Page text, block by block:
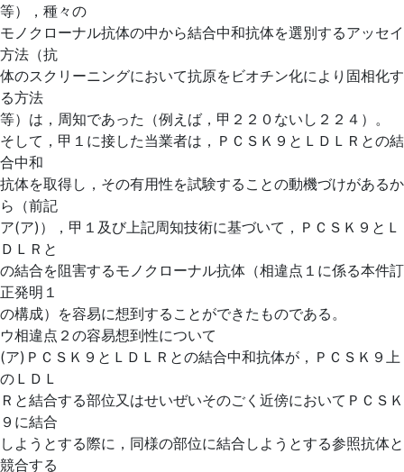
等），種々の
モノクローナル抗体の中から結合中和抗体を選別するアッセイ
方法（抗
体のスクリーニングにおいて抗原をビオチン化により固相化す
る方法
等）は，周知であった（例えば，甲２２０ないし２２４）。
そして，甲１に接した当業者は，ＰＣＳＫ９とＬＤＬＲとの結
合中和
抗体を取得し，その有用性を試験することの動機づけがあるか
ら（前記
ア(ア)），甲１及び上記周知技術に基づいて，ＰＣＳＫ９とＬ
ＤＬＲと
の結合を阻害するモノクローナル抗体（相違点１に係る本件訂
正発明１
の構成）を容易に想到することができたものである。
ウ相違点２の容易想到性について
(ア)ＰＣＳＫ９とＬＤＬＲとの結合中和抗体が，ＰＣＳＫ９上
のＬＤＬ
Ｒと結合する部位又はせいぜいそのごく近傍においてＰＣＳＫ
９に結合
しようとする際に，同様の部位に結合しようとする参照抗体と
競合する